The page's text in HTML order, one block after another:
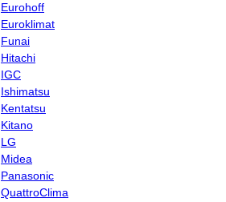
Eurohoff
Euroklimat
Funai
Hitachi
IGC
Ishimatsu
Kentatsu
Kitano
LG
Midea
Panasonic
QuattroClima